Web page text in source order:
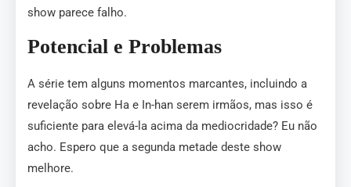
show parece falho.
Potencial e Problemas
A série tem alguns momentos marcantes, incluindo a
revelação sobre Ha e In-han serem irmãos, mas isso é
suficiente para elevá-la acima da mediocridade? Eu não
acho. Espero que a segunda metade deste show
melhore.